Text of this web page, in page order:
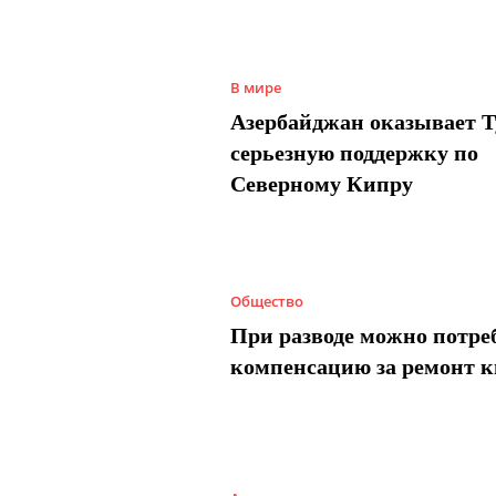
В мире
Азербайджан оказывает
серьезную поддержку по
Северному Кипру
Общество
При разводе можно
компенсацию за ремонт